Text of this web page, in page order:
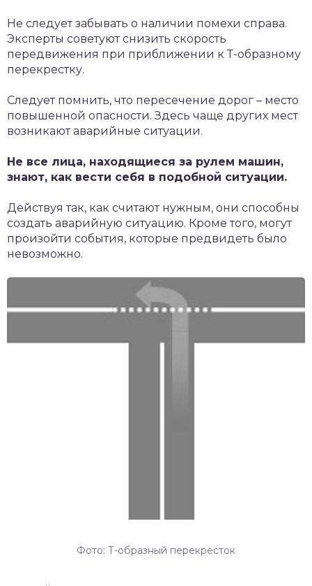
Не следует забывать о наличии помехи справа.
Эксперты советуют снизить скорость
передвижения при приближении к Т-образному
перекрестку.
Следует помнить, что пересечение дорог – место
повышенной опасности. Здесь чаще других мест
возникают аварийные ситуации.
Не все лица, находящиеся за рулем машин,
знают, как вести себя в подобной ситуации.
Действуя так, как считают нужным, они способны
создать аварийную ситуацию. Кроме того, могут
произойти события, которые предвидеть было
невозможно.
Фото: Т-образный перекресток